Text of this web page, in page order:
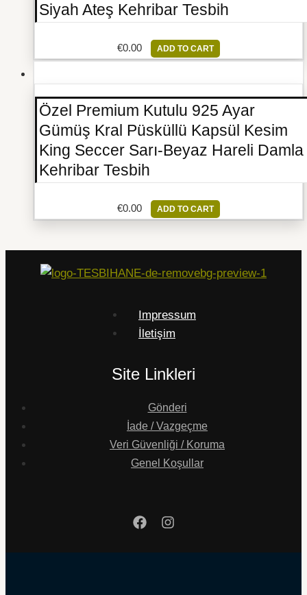
Siyah Ateş Kehribar Tesbih
€0.00 ADD TO CART
Özel Premium Kutulu 925 Ayar
Gümüş Kral Püsküllü Kapsül Kesim
King Seccer Sarı-Beyaz Hareli Damla
Kehribar Tesbih
€0.00 ADD TO CART
Impressum
İletişim
Site Linkleri
Gönderi
İade / Vazgeçme
Veri Güvenliği / Koruma
Genel Koşullar